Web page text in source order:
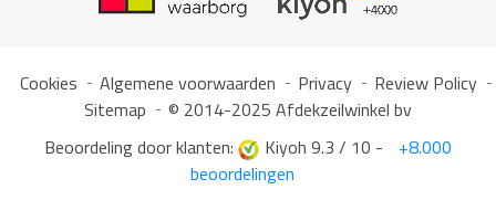
Cookies Algemene voorwaarden Privacy
Review Policy
Sitemap
© 2014-2025 Afdekzeilwinkel bv
Beoordeling door klanten:
Kiyoh 9.3 / 10 -
+8.000
beoordelingen